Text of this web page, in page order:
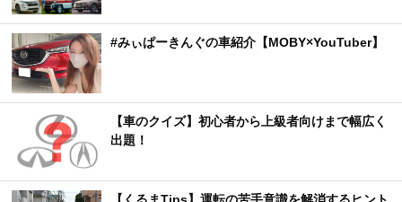
#みぃぱーきんぐの車紹介【MOBY×YouTuber】
【車のクイズ】初心者から上級者向けまで幅広く
出題！